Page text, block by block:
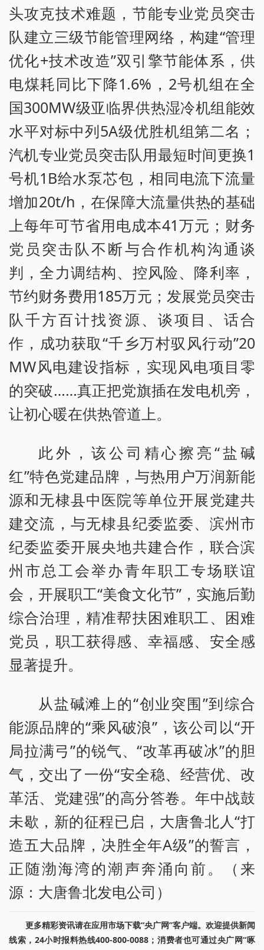
头攻克技术难题，节能专业党员突击
队建立三级节能管理网络，构建“管理
优化+技术改造”双引擎节能体系，供
电煤耗同比下降1.6%，2号机组在全
国300MW级亚临界供热湿冷机组能效
水平对标中列5A级优胜机组第二名；
汽机专业党员突击队用最短时间更换1
号机1B给水泵芯包，相同电流下流量
增加20t/h，在保障大流量供热的基础
上每年可节省用电成本41万元；财务
党员突击队不断与合作机构沟通谈
判，全力调结构、控风险、降利率，
节约财务费用185万元；发展党员突击
队千方百计找资源、谈项目、话合
作，成功获取“千乡万村驭风行动”20
MW风电建设指标，实现风电项目零
的突破……真正把党旗插在发电机旁，
让初心暖在供热管道上。
此外，该公司精心擦亮“盐碱
红”特色党建品牌，与热用户万润新能
源和无棣县中医院等单位开展党建共
建交流，与无棣县纪委监委、滨州市
纪委监委开展央地共建合作，联合滨
州市总工会举办青年职工专场联谊
会，开展职工“美食文化节”，实施后勤
综合治理，精准帮扶困难职工、困难
党员，职工获得感、幸福感、安全感
显著提升。
从盐碱滩上的“创业突围”到综合
能源品牌的“乘风破浪”，该公司以“开
局拉满弓”的锐气、“改革再破冰”的胆
气，交出了一份“安全稳、经营优、改
革活、党建强”的高分答卷。年中战鼓
未歇，新的征程已启，大唐鲁北人“打
造五大品牌，决胜全年A级”的誓言，
正随渤海湾的潮声奔涌向前。（来
源：大唐鲁北发电公司）
更多精彩资讯请在应用市场下载“央广网”客户端。欢迎提供新闻
线索，24小时报料热线400-800-0088；消费者也可通过央广网“啄